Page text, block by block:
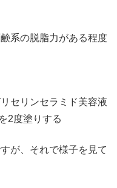
系の脱脂力がある程度
セリンセラミド美容液
2度塗りする
が、それで様子を見て